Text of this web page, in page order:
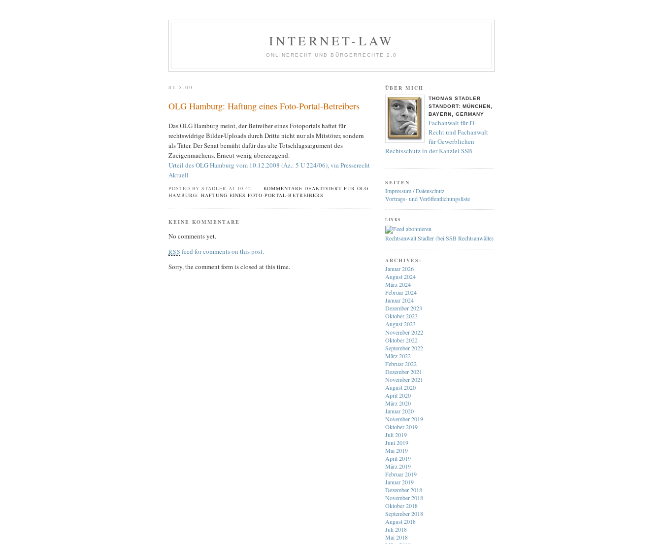
INTERNET-LAW
ONLINERECHT UND BÜRGERRECHTE 2.0
31.3.09
OLG Hamburg: Haftung eines Foto-Portal-Betreibers
Das OLG Hamburg meint, der Betreiber eines Fotoportals haftet für
rechtswidrige Bilder-Uploads durch Dritte nicht nur als Mitstörer, sondern
als Täter. Der Senat bemüht dafür das alte Totschlagsargument des
Zueigenmachens. Erneut wenig überzeugend.
Urteil des OLG Hamburg vom 10.12.2008 (Az.: 5 U 224/06), via Presserecht
Aktuell
POSTED BY STADLER AT 10:42 KOMMENTARE DEAKTIVIERT FÜR OLG
HAMBURG: HAFTUNG EINES FOTO-PORTAL-BETREIBERS
KEINE KOMMENTARE
No comments yet.
RSS feed for comments on this post.
Sorry, the comment form is closed at this time.
ÜBER MICH
THOMAS STADLER
STANDORT: MÜNCHEN,
BAYERN, GERMANY
Fachanwalt für IT-
Recht und Fachanwalt
für Gewerblichen
Rechtsschutz in der Kanzlei SSB
SEITEN
Impressum / Datenschutz
Vortrags- und Veröffentlichungsliste
LINKS
Rechtsanwalt Stadler (bei SSB Rechtsanwälte)
ARCHIVES:
Januar 2026
August 2024
März 2024
Februar 2024
Januar 2024
Dezember 2023
Oktober 2023
August 2023
November 2022
Oktober 2022
September 2022
März 2022
Februar 2022
Dezember 2021
November 2021
August 2020
April 2020
März 2020
Januar 2020
November 2019
Oktober 2019
Juli 2019
Juni 2019
Mai 2019
April 2019
März 2019
Februar 2019
Januar 2019
Dezember 2018
November 2018
Oktober 2018
September 2018
August 2018
Juli 2018
Mai 2018